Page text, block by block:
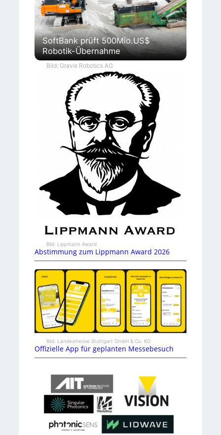
SoftBank prüft 500Mio.US$
Robotik-Übernahme
Bild: Gravis Robotics AG
Bild: Lippmann Award
Abstimmung zum Lippmann Award 2026
Bild: Landesmesse Stuttgart GmbH & Co. KG
Offizielle App für geplanten Messebesuch